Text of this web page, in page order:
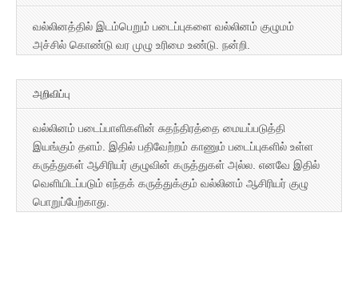
வல்லினத்தில் இடம்பெறும் படைப்புகளை வல்லினம் குழுமம்
அச்சில் கொண்டு வர முழு உரிமை உண்டு. நன்றி.
அறிவிப்பு
வல்லினம் படைப்பாளிகளின் சுதந்திரத்தை மையப்படுத்தி
இயங்கும் தளம். இதில் பதிவேற்றம் காணும் படைப்புகளில் உள்ள
கருத்துகள் ஆசிரியர் குழுவின் கருத்துகள் அல்ல. எனவே இதில்
வெளியிடப்படும் எந்தக் கருத்துக்கும் வல்லினம் ஆசிரியர் குழு
பொறுப்பேற்காது.